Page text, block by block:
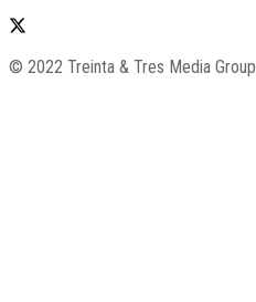
© 2022 Treinta & Tres Media Group